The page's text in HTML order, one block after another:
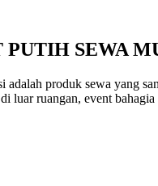
PUTIH SEWA
produk sewa yang
luar ruangan, event